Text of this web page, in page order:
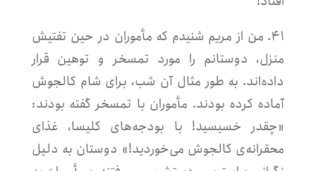
۴۱. من از مریم شنیدم که مأموران در حین تفتیش
منزل، دوستانم را مورد تمسخر و توهین قرار
داده‌اند. به طور مثال آن شب، برای شام کالجوش
آماده کرده بودند. مأموران با تمسخر گفته بودند:
«چقدر خسیسید! با بودجه‌های کلیسا، غذای
محقرانه‌ی کالجوش می‌خوردید!» دوستان به دلیل